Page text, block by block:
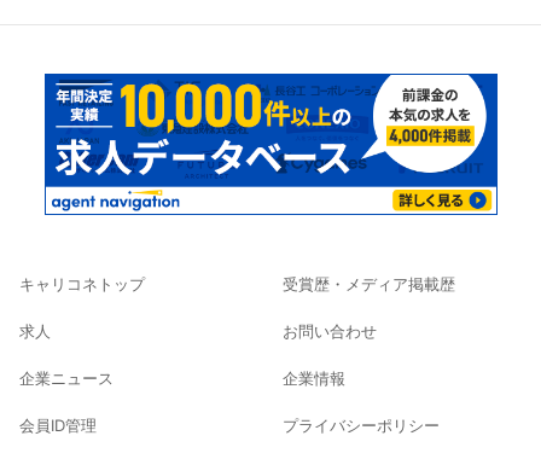
キャリコネトップ
求人
企業ニュース
会員ID管理
受賞歴・メディア掲載歴
お問い合わせ
企業情報
プライバシーポリシー